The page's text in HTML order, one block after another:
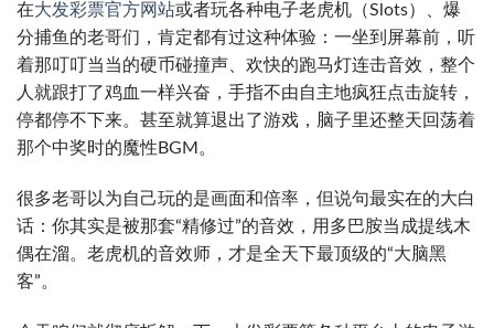
在大发彩票官方网站或者玩各种电子老虎机（Slots）、爆
分捕鱼的老哥们，肯定都有过这种体验：一坐到屏幕前，听
着那叮叮当当的硬币碰撞声、欢快的跑马灯连击音效，整个
人就跟打了鸡血一样兴奋，手指不由自主地疯狂点击旋转，
停都停不下来。甚至就算退出了游戏，脑子里还整天回荡着
那个中奖时的魔性BGM。
很多老哥以为自己玩的是画面和倍率，但说句最实在的大白
话：你其实是被那套“精修过”的音效，用多巴胺当成提线木
偶在溜。老虎机的音效师，才是全天下最顶级的“大脑黑
客”。